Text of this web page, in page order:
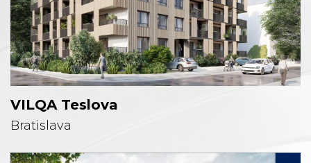
VILQA Teslova
Bratislava